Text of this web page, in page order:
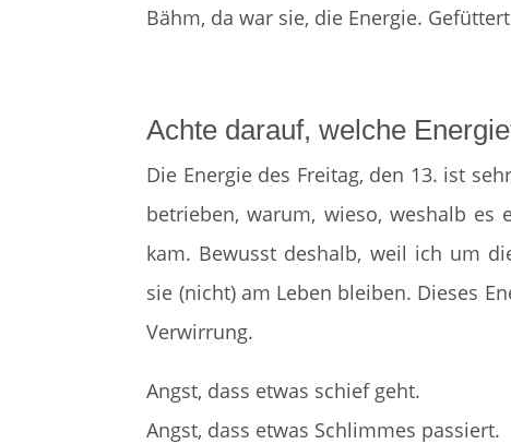
Bähm, da war sie, die Energie.
Achte darauf, welche
Die Energie des Freitag, den 13. ist
betrieben, warum, wieso, weshalb es
kam. Bewusst deshalb, weil ich um
sie (nicht) am Leben bleiben. Dieses
Verwirrung.
Angst, dass etwas schief geht.
Angst, dass etwas Schlimmes passiert.